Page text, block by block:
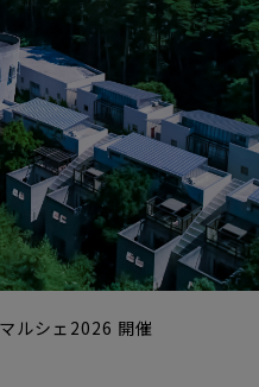
ルシェ2026 開催